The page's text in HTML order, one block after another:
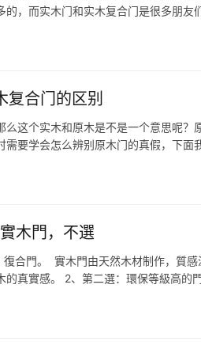
，而实木门和实木复合门是很多朋友
复合门的区别
这个实木和原木是不是一个意思呢？
要学会怎么辨别原木门的真假，下面
木門，不選
合門。 實木門由天然木材制作，質
真實感。 2、第二選：環保等級高的